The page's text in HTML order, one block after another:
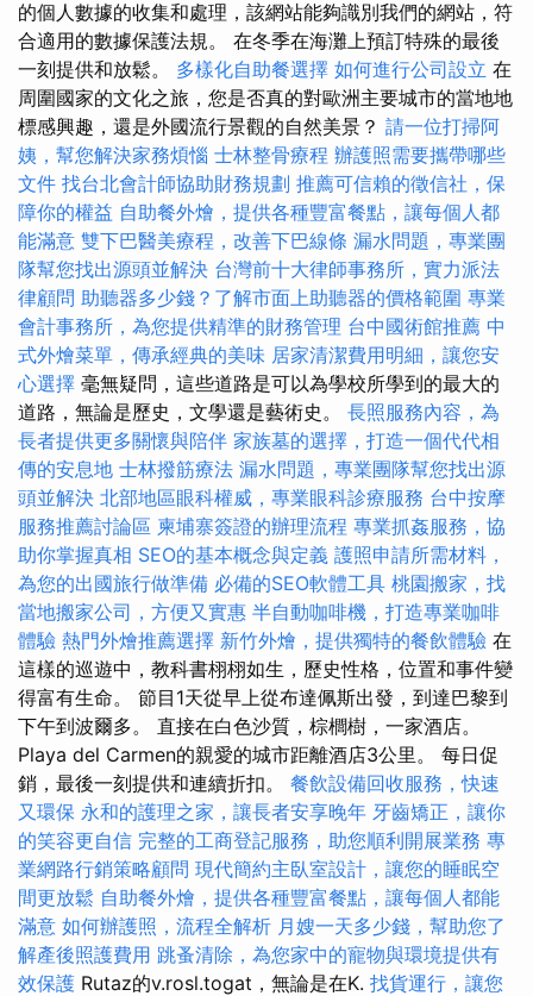
的個人數據的收集和處理，該網站能夠識別我們的網站，符
合適用的數據保護法規。 在冬季在海灘上預訂特殊的最後
一刻提供和放鬆。 多樣化自助餐選擇 如何進行公司設立 在
周圍國家的文化之旅，您是否真的對歐洲主要城市的當地地
標感興趣，還是外國流行景觀的自然美景？ 請一位打掃阿
姨，幫您解決家務煩惱 士林整骨療程 辦護照需要攜帶哪些
文件 找台北會計師協助財務規劃 推薦可信賴的徵信社，保
障你的權益 自助餐外燴，提供各種豐富餐點，讓每個人都
能滿意 雙下巴醫美療程，改善下巴線條 漏水問題，專業團
隊幫您找出源頭並解決 台灣前十大律師事務所，實力派法
律顧問 助聽器多少錢？了解市面上助聽器的價格範圍 專業
會計事務所，為您提供精準的財務管理 台中國術館推薦 中
式外燴菜單，傳承經典的美味 居家清潔費用明細，讓您安
心選擇 毫無疑問，這些道路是可以為學校所學到的最大的
道路，無論是歷史，文學還是藝術史。 長照服務內容，為
長者提供更多關懷與陪伴 家族墓的選擇，打造一個代代相
傳的安息地 士林撥筋療法 漏水問題，專業團隊幫您找出源
頭並解決 北部地區眼科權威，專業眼科診療服務 台中按摩
服務推薦討論區 柬埔寨簽證的辦理流程 專業抓姦服務，協
助你掌握真相 SEO的基本概念與定義 護照申請所需材料，
為您的出國旅行做準備 必備的SEO軟體工具 桃園搬家，找
當地搬家公司，方便又實惠 半自動咖啡機，打造專業咖啡
體驗 熱門外燴推薦選擇 新竹外燴，提供獨特的餐飲體驗 在
這樣的巡遊中，教科書栩栩如生，歷史性格，位置和事件變
得富有生命。 節目1天從早上從布達佩斯出發，到達巴黎到
下午到波爾多。 直接在白色沙質，棕櫚樹，一家酒店。
Playa del Carmen的親愛的城市距離酒店3公里。 每日促
銷，最後一刻提供和連續折扣。 餐飲設備回收服務，快速
又環保 永和的護理之家，讓長者安享晚年 牙齒矯正，讓你
的笑容更自信 完整的工商登記服務，助您順利開展業務 專
業網路行銷策略顧問 現代簡約主臥室設計，讓您的睡眠空
間更放鬆 自助餐外燴，提供各種豐富餐點，讓每個人都能
滿意 如何辦護照，流程全解析 月嫂一天多少錢，幫助您了
解產後照護費用 跳蚤清除，為您家中的寵物與環境提供有
效保護 Rutaz的v.rosl.togat，無論是在K. 找貨運行，讓您